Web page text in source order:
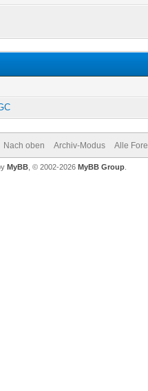
Nach oben Archiv-Modus Alle
MyBB , © 2002-2026 MyBB Group